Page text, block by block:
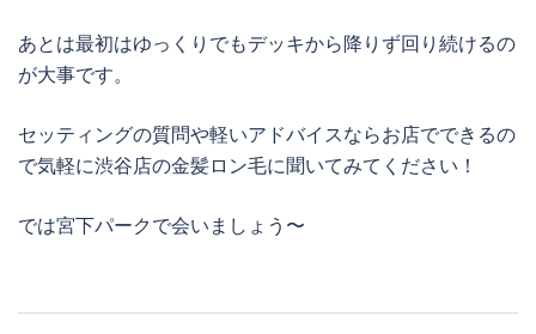
あとは最初はゆっくりでもデッキから降りず回り続けるの
が大事です。
セッティングの質問や軽いアドバイスならお店でできるの
で気軽に渋谷店の金髪ロン毛に聞いてみてください！
では宮下パークで会いましょう〜